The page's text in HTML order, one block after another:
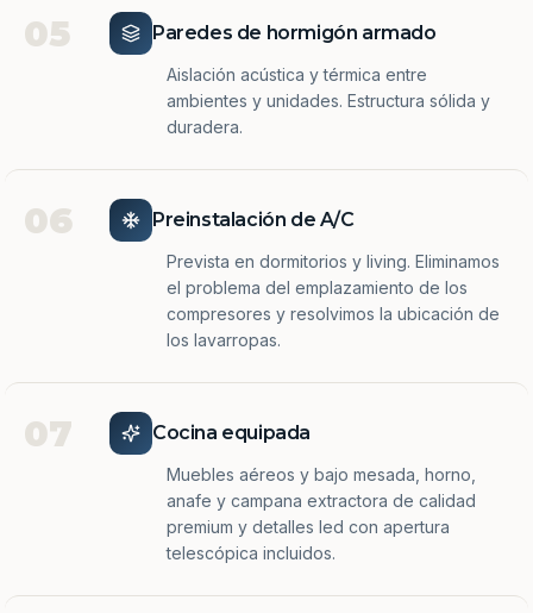
05 Paredes de hormigón armado
Aislación acústica y térmica entre
ambientes y unidades. Estructura sólida y
duradera.
06 Preinstalación de A/C
Prevista en dormitorios y living. Eliminamos
el problema del emplazamiento de los
compresores y resolvimos la ubicación de
los lavarropas.
07 Cocina equipada
Muebles aéreos y bajo mesada, horno,
anafe y campana extractora de calidad
premium y detalles led con apertura
telescópica incluidos.